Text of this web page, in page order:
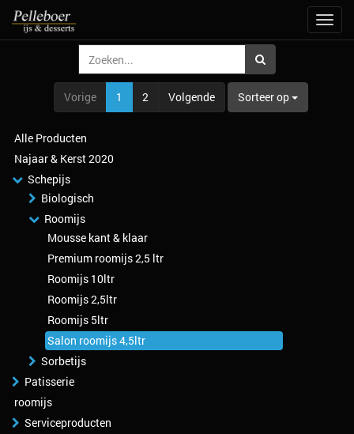
aan/
Vorige 1 2 Volgende Sorteer op
Alle Producten
Najaar & Kerst 2020
Schepijs
Biologisch
Roomijs
Mousse kant & klaar
Premium roomijs 2,5 ltr
Roomijs 10ltr
Roomijs 2,5ltr
Roomijs 5ltr
Salon roomijs 4,5ltr
Sorbetijs
Patisserie
roomijs
Serviceproducten